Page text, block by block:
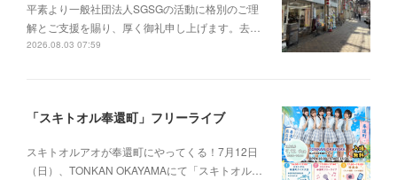
平素より一般社団法人SGSGの活動に格別のご理
解とご支援を賜り、厚く御礼申し上げます。去…
2026.08.03 07:59
「スキトオル奉還町」フリーライブ
スキトオルアオが奉還町にやってくる！7月12日
（日）、TONKAN OKAYAMAにて「スキトオル…